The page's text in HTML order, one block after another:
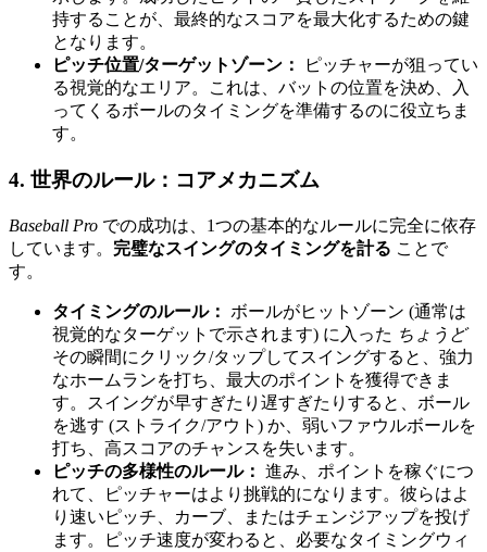
持することが、最終的なスコアを最大化するための鍵
となります。
ピッチ位置/ターゲットゾーン：
ピッチャーが狙ってい
る視覚的なエリア。これは、バットの位置を決め、入
ってくるボールのタイミングを準備するのに役立ちま
す。
4. 世界のルール：コアメカニズム
Baseball Pro での成功は、1つの基本的なルールに完全に依存
しています。 完璧なスイングのタイミングを計る ことで
す。
タイミングのルール：
ボールがヒットゾーン (通常は
視覚的なターゲットで示されます) に入った ちょうど
その瞬間にクリック/タップしてスイングすると、強力
なホームランを打ち、最大のポイントを獲得できま
す。スイングが早すぎたり遅すぎたりすると、ボール
を逃す (ストライク/アウト) か、弱いファウルボールを
打ち、高スコアのチャンスを失います。
ピッチの多様性のルール： 進み、ポイントを稼ぐにつ
れて、ピッチャーはより挑戦的になります。彼らはよ
り速いピッチ、カーブ、またはチェンジアップを投げ
ます。ピッチ速度が変わると、必要なタイミングウィ